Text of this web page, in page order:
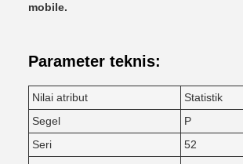
mobile.
Parameter teknis:
Nilai atribut
Statistik
Segel
P
Seri
52